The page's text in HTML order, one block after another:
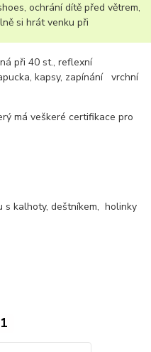
ochrání dítě před větrem,
si hrát venku při
při 40 st., reflexní
kapsy, zapínání vrchní
má veškeré certifikace pro
s kalhoty, deštníkem, holinky
1